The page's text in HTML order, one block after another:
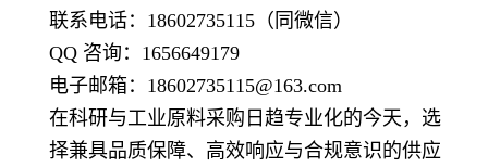
联系电话：18602735115（同微信）
QQ 咨询：1656649179
电子邮箱：18602735115@163.com
在科研与工业原料采购日趋专业化的今天，选
择兼具品质保障、高效响应与合规意识的供应